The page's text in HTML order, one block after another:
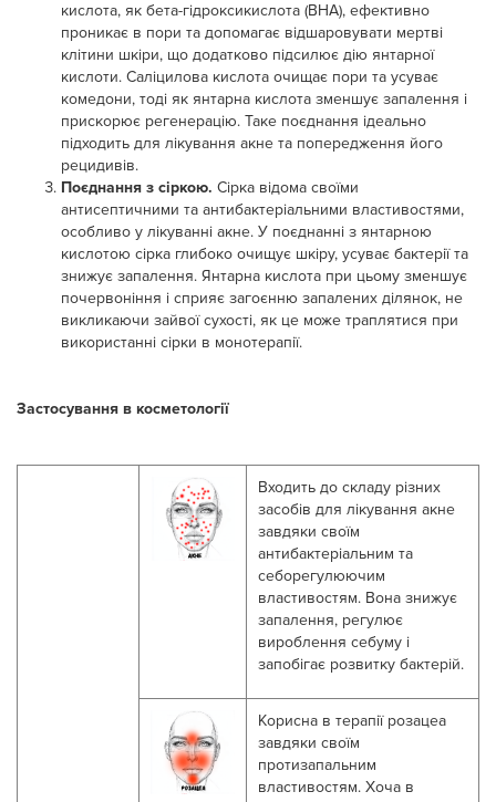
кислота, як бета-гідроксикислота (BHA), ефективно
проникає в пори та допомагає відшаровувати мертві
клітини шкіри, що додатково підсилює дію янтарної
кислоти. Саліцилова кислота очищає пори та усуває
комедони, тоді як янтарна кислота зменшує запалення і
прискорює регенерацію. Таке поєднання ідеально
підходить для лікування акне та попередження його
рецидивів.
Поєднання з сіркою. Сірка відома своїми
антисептичними та антибактеріальними властивостями,
особливо у лікуванні акне. У поєднанні з янтарною
кислотою сірка глибоко очищує шкіру, усуває бактерії та
знижує запалення. Янтарна кислота при цьому зменшує
почервоніння і сприяє загоєнню запалених ділянок, не
викликаючи зайвої сухості, як це може траплятися при
використанні сірки в монотерапії.
Застосування в косметології
Входить до складу різних
засобів для лікування акне
завдяки своїм
антибактеріальним та
себорегулюючим
властивостям. Вона знижує
запалення, регулює
вироблення себуму і
запобігає розвитку бактерій.
Корисна в терапії розацеа
завдяки своїм
протизапальним
властивостям. Хоча в